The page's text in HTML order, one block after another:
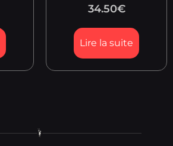
34.50€
Lire la suite